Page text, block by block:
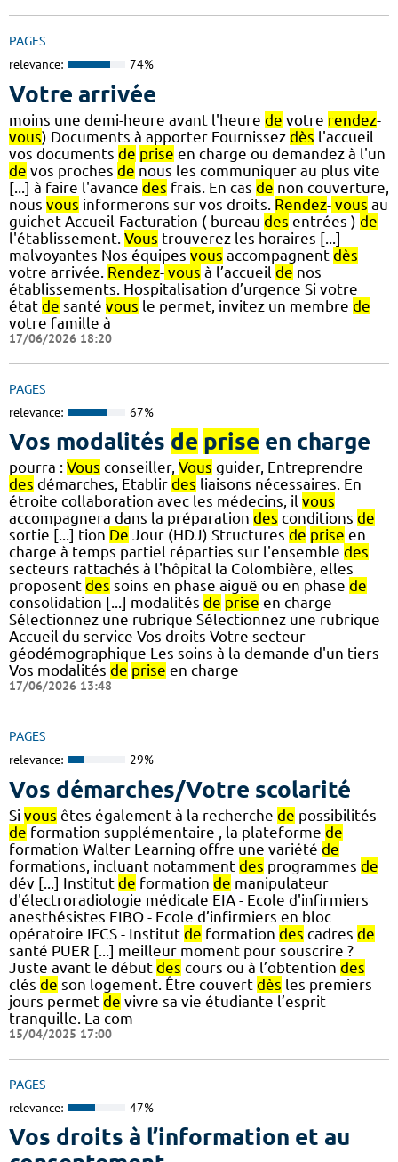
PAGES
relevance: 74%
Votre arrivée
moins une demi-heure avant l'heure de votre rendez-
vous) Documents à apporter Fournissez dès l'accueil
vos documents de prise en charge ou demandez à l'un
de vos proches de nous les communiquer au plus vite
[...] à faire l'avance des frais. En cas de non couverture,
nous vous informerons sur vos droits. Rendez- vous au
guichet Accueil-Facturation ( bureau des entrées ) de
l'établissement. Vous trouverez les horaires [...]
malvoyantes Nos équipes vous accompagnent dès
votre arrivée. Rendez- vous à l’accueil de nos
établissements. Hospitalisation d’urgence Si votre
état de santé vous le permet, invitez un membre de
votre famille à
17/06/2026 18:20
PAGES
relevance: 67%
Vos modalités de prise en charge
pourra : Vous conseiller, Vous guider, Entreprendre
des démarches, Etablir des liaisons nécessaires. En
étroite collaboration avec les médecins, il vous
accompagnera dans la préparation des conditions de
sortie [...] tion De Jour (HDJ) Structures de prise en
charge à temps partiel réparties sur l'ensemble des
secteurs rattachés à l'hôpital la Colombière, elles
proposent des soins en phase aiguë ou en phase de
consolidation [...] modalités de prise en charge
Sélectionnez une rubrique Sélectionnez une rubrique
Accueil du service Vos droits Votre secteur
géodémographique Les soins à la demande d'un tiers
Vos modalités de prise en charge
17/06/2026 13:48
PAGES
relevance: 29%
Vos démarches/Votre scolarité
Si vous êtes également à la recherche de possibilités
de formation supplémentaire , la plateforme de
formation Walter Learning offre une variété de
formations, incluant notamment des programmes de
dév [...] Institut de formation de manipulateur
d'électroradiologie médicale EIA - Ecole d'infirmiers
anesthésistes EIBO - Ecole d’infirmiers en bloc
opératoire IFCS - Institut de formation des cadres de
santé PUER [...] meilleur moment pour souscrire ?
Juste avant le début des cours ou à l’obtention des
clés de son logement. Être couvert dès les premiers
jours permet de vivre sa vie étudiante l’esprit
tranquille. La com
15/04/2025 17:00
PAGES
relevance: 47%
Vos droits à l’information et au